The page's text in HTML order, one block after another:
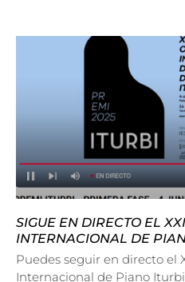
SIGUE EN DIRECTO EL
INTERNACIONAL DE
Puedes seguir en directo el
Internacional de Piano